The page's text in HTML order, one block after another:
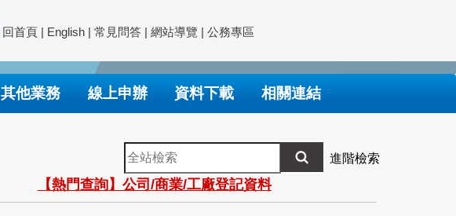
回首頁 | English | 常見問答 | 網站導覽 | 公務專區
其他業務 線上申辦 資料下載 相關連結
全
站
檢
索
進階檢索
【熱門查詢】公司/商業/工廠登記資料